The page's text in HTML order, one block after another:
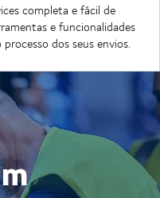
completa e fácil de
e funcionalidades
dos seus envios.